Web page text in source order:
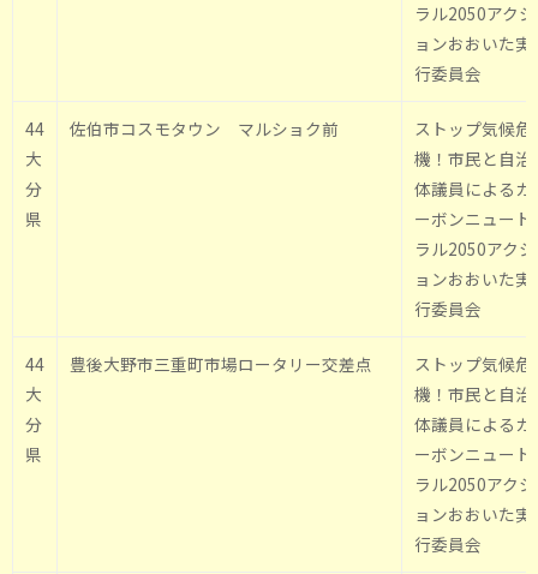
ラル2050アクシ
ョンおおいた実
行委員会
44
大
分
県
佐伯市コスモタウン マルショク前
ストップ気候危
機！市民と自治
体議員によるカ
ーボンニュート
ラル2050アクシ
ョンおおいた実
行委員会
44
大
分
県
豊後大野市三重町市場ロータリー交差点
ストップ気候危
機！市民と自治
体議員によるカ
ーボンニュート
ラル2050アクシ
ョンおおいた実
行委員会